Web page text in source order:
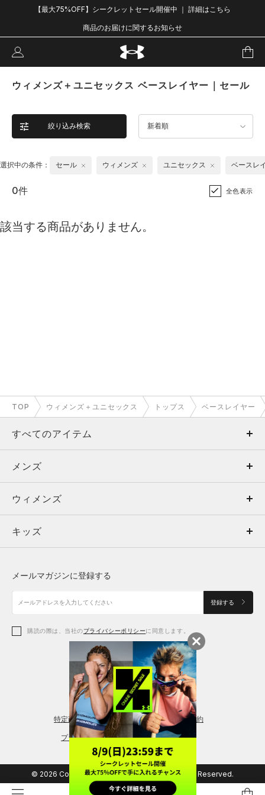
【最大75%OFF】シークレットセール開催中 ｜ 詳細はこちら
商品のお届けに関するお知らせ
ウィメンズ＋ユニセックス ベースレイヤー｜セール
絞り込み検索 新着順
選択中の条件： セール ウィメンズ ユニセックス ベースレ
0件 全色表示
該当する商品がありません。
TOP ウィメンズ＋ユニセックス トップス ベースレイヤー
すべてのアイテム
メンズ
ウィメンズ
キッズ
アクセサリー
メンズ
トップス
ボトムス
アクセサリー
ウィメンズ
トップス
シューズ
アクセサリー
レギンス＆タイツ
キッズ
シューズ
メールマガジンに登録する
登録する
購読の際は、当社のプライバシーポリシーに同意します。
特定商取引法に基づく通販の表記 会員規約
プライバシーポリシー
© 2026 Copyright DOME Corporation. All Rights Reserved.